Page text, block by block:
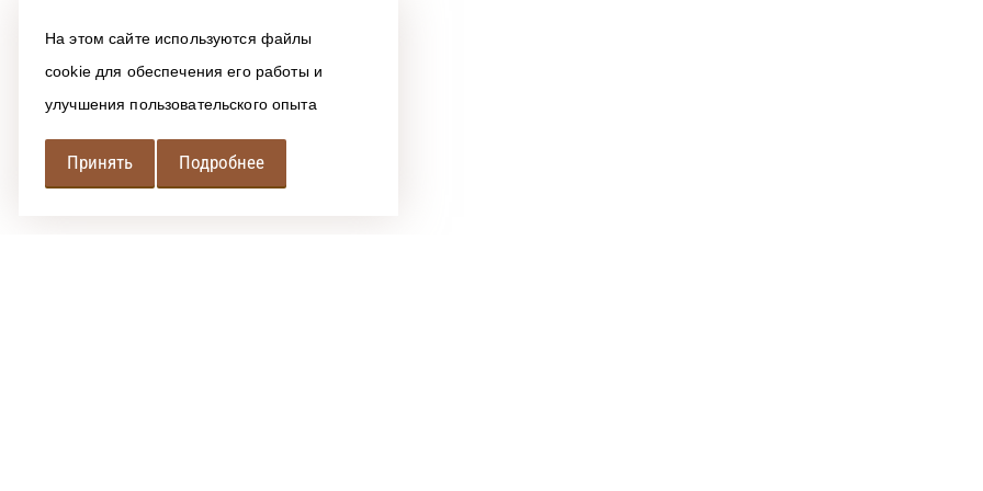
На этом сайте используются файлы
cookie для обеспечения его работы и
улучшения пользовательского опыта
Принять Подробнее